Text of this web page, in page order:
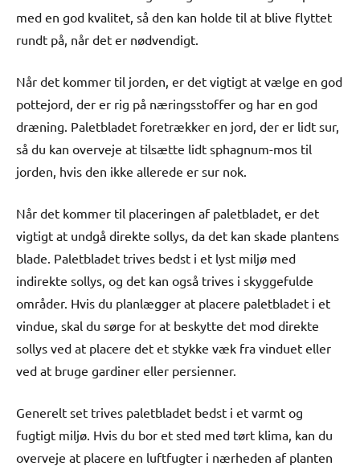
med en god kvalitet, så den kan holde til at blive flyttet
rundt på, når det er nødvendigt.
Når det kommer til jorden, er det vigtigt at vælge en god
pottejord, der er rig på næringsstoffer og har en god
dræning. Paletbladet foretrækker en jord, der er lidt sur,
så du kan overveje at tilsætte lidt sphagnum-mos til
jorden, hvis den ikke allerede er sur nok.
Når det kommer til placeringen af paletbladet, er det
vigtigt at undgå direkte sollys, da det kan skade plantens
blade. Paletbladet trives bedst i et lyst miljø med
indirekte sollys, og det kan også trives i skyggefulde
områder. Hvis du planlægger at placere paletbladet i et
vindue, skal du sørge for at beskytte det mod direkte
sollys ved at placere det et stykke væk fra vinduet eller
ved at bruge gardiner eller persienner.
Generelt set trives paletbladet bedst i et varmt og
fugtigt miljø. Hvis du bor et sted med tørt klima, kan du
overveje at placere en luftfugter i nærheden af planten